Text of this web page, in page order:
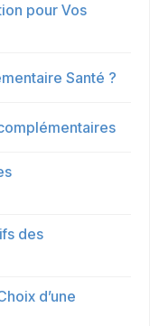
pour Vos
Santé ?
des
d’une